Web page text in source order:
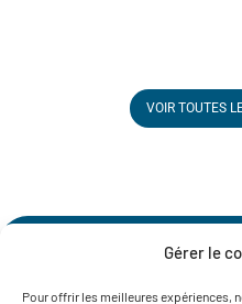
Gérer le
Pour offrir les meilleures expériences,
VOIR TOUTES